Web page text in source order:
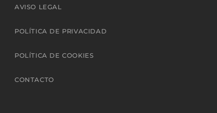
AVISO LEGAL
POLÍTICA DE PRIVACIDAD
POLÍTICA DE COOKIES
CONTACTO